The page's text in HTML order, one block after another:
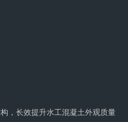
，长效提升水工混凝土外观质量